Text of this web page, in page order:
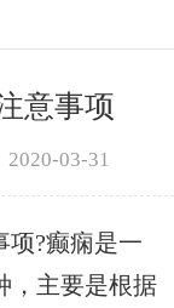
意事项
2020-03-31
项?癫痫是一
，主要是根据